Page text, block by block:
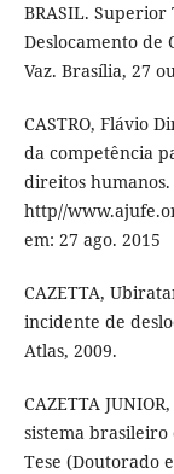
BRASIL.
Deslocamento de
Vaz. Brasília, 27
CASTRO, Flávio
da competência
direitos
http//
em: 27 ago. 2015
CAZETTA,
incidente de
Atlas, 2009.
CAZETTA
sistema brasileiro
Tese (Doutorado